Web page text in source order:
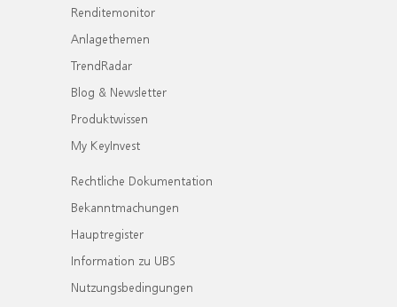
Renditemonitor
Anlagethemen
TrendRadar
Blog & Newsletter
Produktwissen
My KeyInvest
Rechtliche Dokumentation
Bekanntmachungen
Hauptregister
Information zu UBS
Nutzungsbedingungen